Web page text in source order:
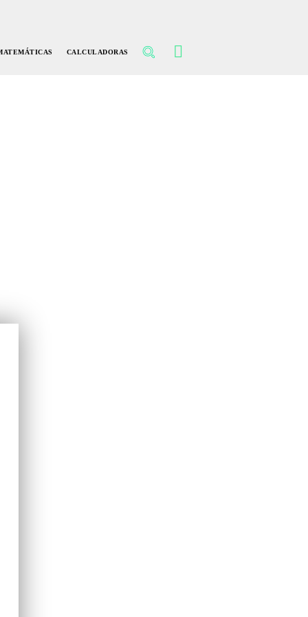
CALCULADORAS